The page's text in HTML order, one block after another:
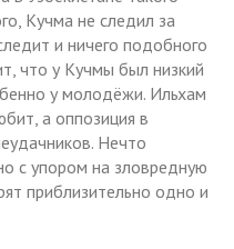
Кучма не следил за
и ничего подобного
что у Кучмы был низкий
у молодёжи. Ильхам
а оппозиция в
Нечто
с упором на зловредную
приблизительно одно и